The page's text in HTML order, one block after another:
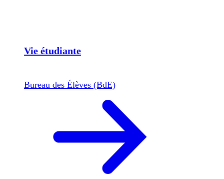
Vie étudiante
Bureau des Élèves (BdE)